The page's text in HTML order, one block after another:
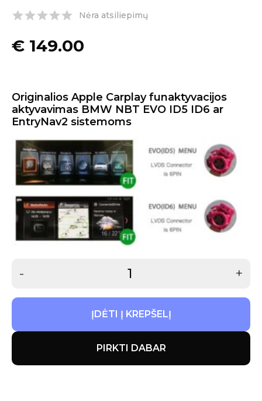
Nėra atsiliepimų
€ 149.00
Originalios Apple Carplay funaktyvacijos
aktyvavimas BMW NBT EVO ID5 ID6 ar
EntryNav2 sistemoms
- +
ĮDĖTI Į KREPŠELĮ
PIRKTI DABAR